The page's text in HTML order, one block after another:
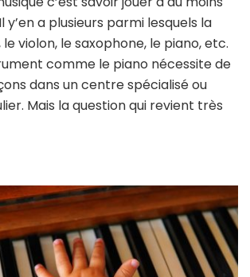
y’en a plusieurs parmi lesquels la
violon, le saxophone, le piano, etc.
comme le piano nécessite de
dans un centre spécialisé ou
Mais la question qui revient très